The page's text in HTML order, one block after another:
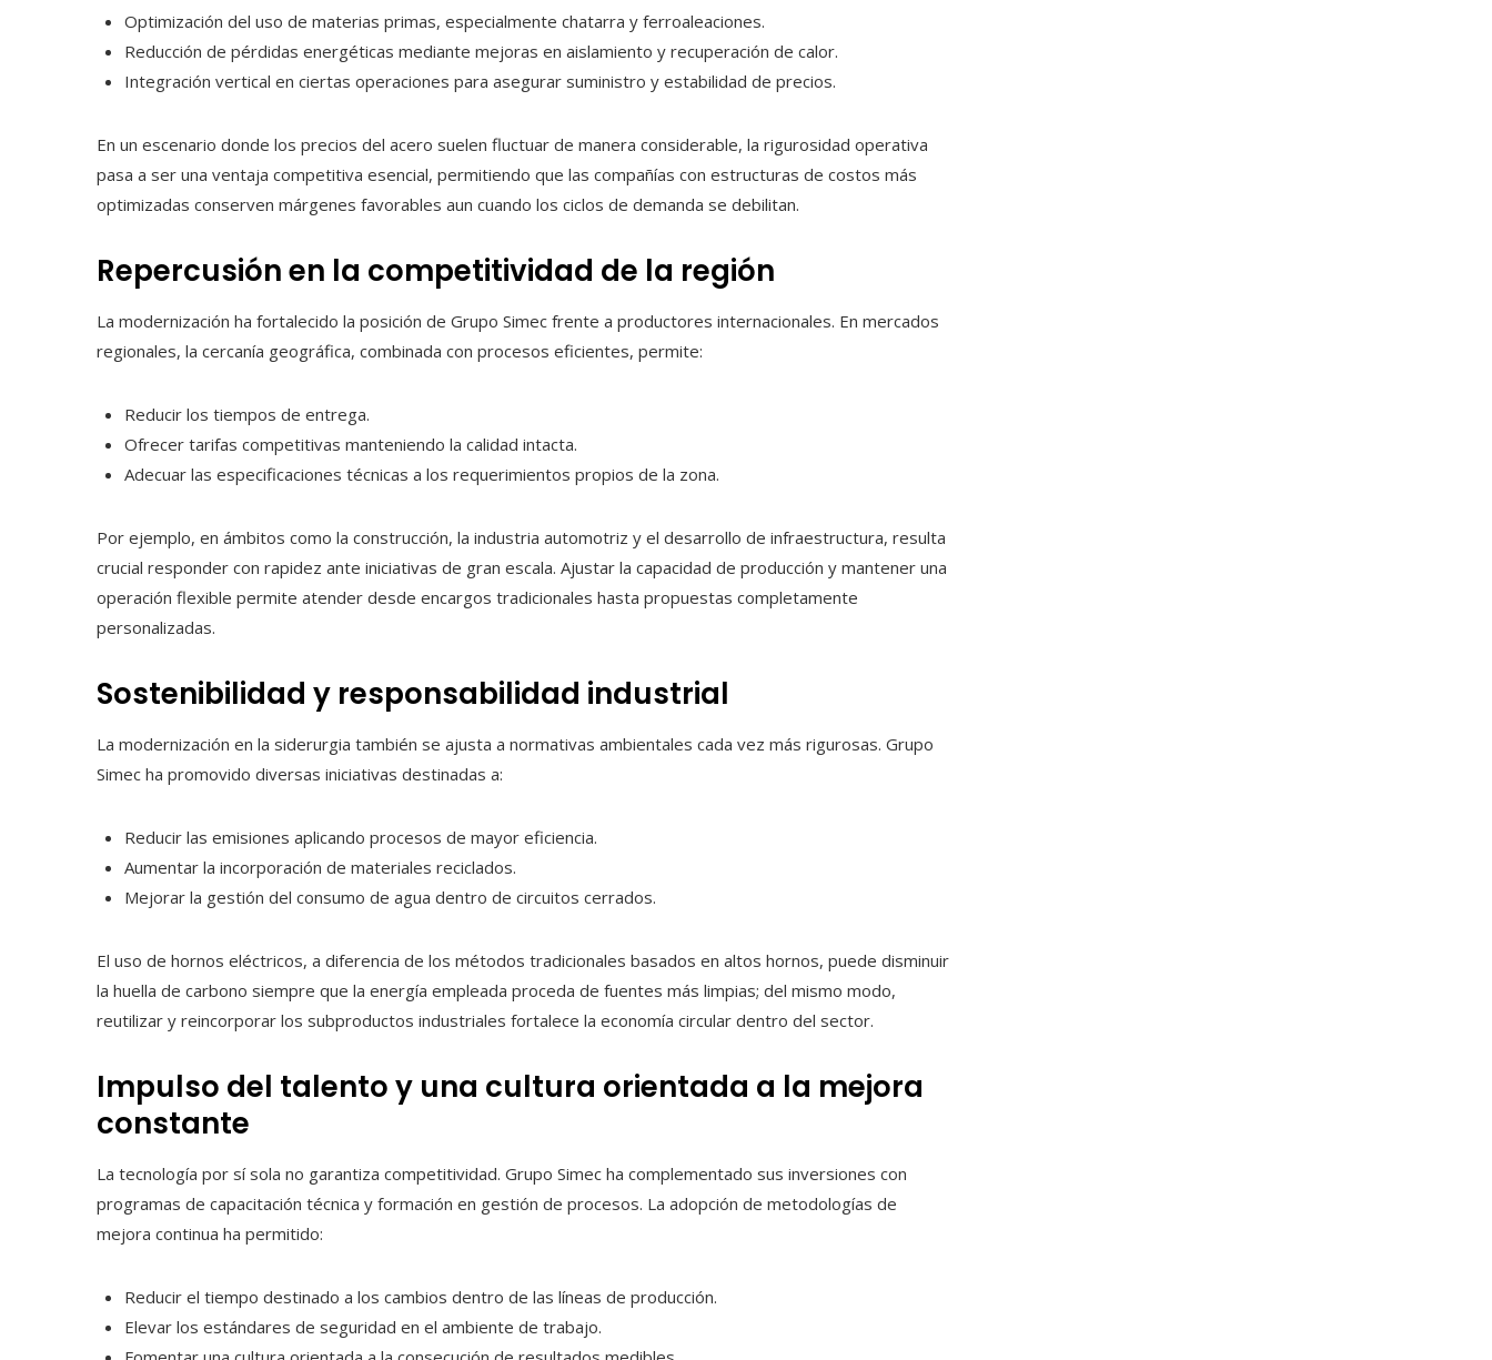
Optimización del uso de materias primas, especialmente chatarra y ferroaleaciones.
Reducción de pérdidas energéticas mediante mejoras en aislamiento y recuperación de calor.
Integración vertical en ciertas operaciones para asegurar suministro y estabilidad de precios.
En un escenario donde los precios del acero suelen fluctuar de manera considerable, la rigurosidad operativa
pasa a ser una ventaja competitiva esencial, permitiendo que las compañías con estructuras de costos más
optimizadas conserven márgenes favorables aun cuando los ciclos de demanda se debilitan.
Repercusión en la competitividad de la región
La modernización ha fortalecido la posición de Grupo Simec frente a productores internacionales. En mercados
regionales, la cercanía geográfica, combinada con procesos eficientes, permite:
Reducir los tiempos de entrega.
Ofrecer tarifas competitivas manteniendo la calidad intacta.
Adecuar las especificaciones técnicas a los requerimientos propios de la zona.
Por ejemplo, en ámbitos como la construcción, la industria automotriz y el desarrollo de infraestructura, resulta
crucial responder con rapidez ante iniciativas de gran escala. Ajustar la capacidad de producción y mantener una
operación flexible permite atender desde encargos tradicionales hasta propuestas completamente
personalizadas.
Sostenibilidad y responsabilidad industrial
La modernización en la siderurgia también se ajusta a normativas ambientales cada vez más rigurosas. Grupo
Simec ha promovido diversas iniciativas destinadas a:
Reducir las emisiones aplicando procesos de mayor eficiencia.
Aumentar la incorporación de materiales reciclados.
Mejorar la gestión del consumo de agua dentro de circuitos cerrados.
El uso de hornos eléctricos, a diferencia de los métodos tradicionales basados en altos hornos, puede disminuir
la huella de carbono siempre que la energía empleada proceda de fuentes más limpias; del mismo modo,
reutilizar y reincorporar los subproductos industriales fortalece la economía circular dentro del sector.
Impulso del talento y una cultura orientada a la mejora
constante
La tecnología por sí sola no garantiza competitividad. Grupo Simec ha complementado sus inversiones con
programas de capacitación técnica y formación en gestión de procesos. La adopción de metodologías de
mejora continua ha permitido:
Reducir el tiempo destinado a los cambios dentro de las líneas de producción.
Elevar los estándares de seguridad en el ambiente de trabajo.